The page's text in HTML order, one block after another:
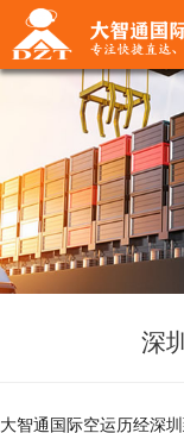
首页
国际空运
国际海运
国际陆运
进口物流
深
大智通国际空运历经深